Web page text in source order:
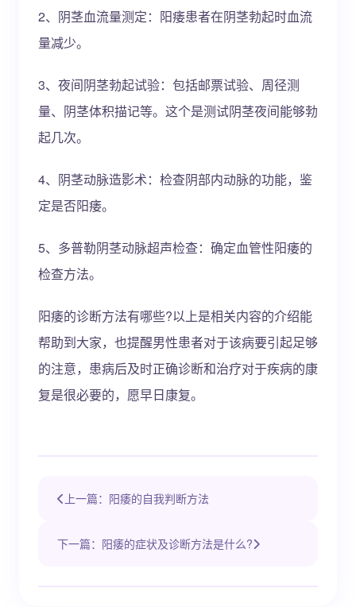
2、阴茎血流量测定：阳痿患者在阴茎勃起时血流
量减少。
3、夜间阴茎勃起试验：包括邮票试验、周径测
量、阴茎体积描记等。这个是测试阴茎夜间能够勃
起几次。
4、阴茎动脉造影术：检查阴部内动脉的功能，鉴
定是否阳痿。
5、多普勒阴茎动脉超声检查：确定血管性阳痿的
检查方法。
阳痿的诊断方法有哪些?以上是相关内容的介绍能
帮助到大家，也提醒男性患者对于该病要引起足够
的注意，患病后及时正确诊断和治疗对于疾病的康
复是很必要的，愿早日康复。
上一篇：阳痿的自我判断方法
下一篇：阳痿的症状及诊断方法是什么?